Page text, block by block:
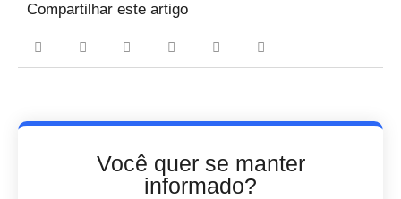
Compartilhar este artigo
Você quer se manter
informado?